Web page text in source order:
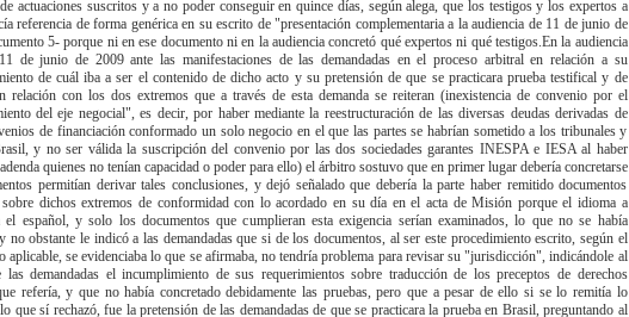
actuaciones suscritos y a no poder conseguir en quince días, según alega, que los testigos y los expertos a
referencia de forma genérica en su escrito de "presentación complementaria a la audiencia de 11 de junio de
5- porque ni en ese documento ni en la audiencia concretó qué expertos ni qué testigos.En la audiencia
de junio de 2009 ante las manifestaciones de las demandadas en el proceso arbitral en relación a su
de cuál iba a ser el contenido de dicho acto y su pretensión de que se practicara prueba testifical y de
relación con los dos extremos que a través de esta demanda se reiteran (inexistencia de convenio por el
del eje negocial", es decir, por haber mediante la reestructuración de las diversas deudas derivadas de
de financiación conformado un solo negocio en el que las partes se habrían sometido a los tribunales y
y no ser válida la suscripción del convenio por las dos sociedades garantes INESPA e IESA al haber
quienes no tenían capacidad o poder para ello) el árbitro sostuvo que en primer lugar debería concretarse
permitían derivar tales conclusiones, y dejó señalado que debería la parte haber remitido documentos
sobre dichos extremos de conformidad con lo acordado en su día en el acta de Misión porque el idioma a
el español, y solo los documentos que cumplieran esta exigencia serían examinados, lo que no se había
no obstante le indicó a las demandadas que si de los documentos, al ser este procedimiento escrito, según el
aplicable, se evidenciaba lo que se afirmaba, no tendría problema para revisar su "jurisdicción", indicándole al
las demandadas el incumplimiento de sus requerimientos sobre traducción de los preceptos de derechos
refería, y que no había concretado debidamente las pruebas, pero que a pesar de ello si se lo remitía lo
que sí rechazó, fue la pretensión de las demandadas de que se practicara la prueba en Brasil, preguntando al